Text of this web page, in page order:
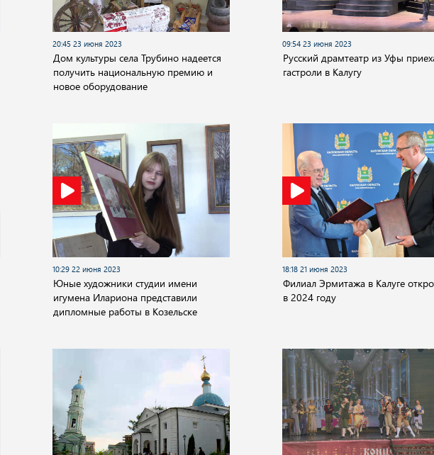
20:45 23 июня 2023
Дом культуры села Трубино надеется
получить национальную премию и
новое оборудование
09:54 23 июня 2023
Русский драмтеатр из Уфы
гастроли в Калугу
10:29 22 июня 2023
Юные художники студии имени
игумена Илариона представили
дипломные работы в Козельске
18:18 21 июня 2023
Филиал Эрмитажа в Калуге
в 2024 году